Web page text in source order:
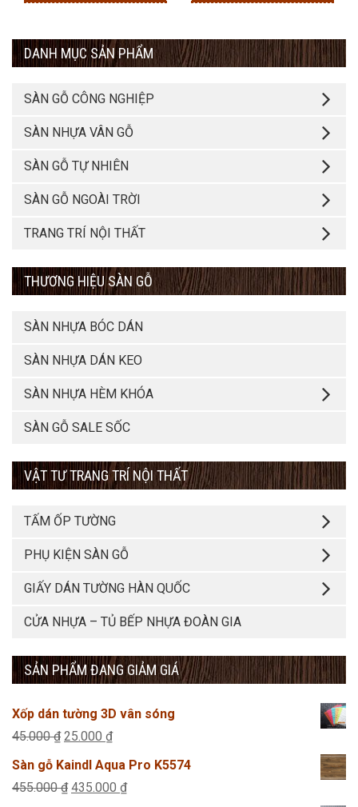
DANH MỤC SẢN PHẨM
SÀN GỖ CÔNG NGHIỆP
SÀN NHỰA VÂN GỖ
SÀN GỖ TỰ NHIÊN
SÀN GỖ NGOÀI TRỜI
TRANG TRÍ NỘI THẤT
THƯƠNG HIỆU SÀN GỖ
SÀN NHỰA BÓC DÁN
SÀN NHỰA DÁN KEO
SÀN NHỰA HÈM KHÓA
SÀN GỖ SALE SỐC
VẬT TƯ TRANG TRÍ NỘI THẤT
TẤM ỐP TƯỜNG
PHỤ KIỆN SÀN GỖ
GIẤY DÁN TƯỜNG HÀN QUỐC
CỬA NHỰA – TỦ BẾP NHỰA ĐOÀN GIA
SẢN PHẨM ĐANG GIẢM GIÁ
Xốp dán tường 3D vân sóng
45.000₫ Giá
gốc
là:
25.000 ₫Giá
hiện
tại
Sàn gỗ Kaindl Aqua Pro K5574
455.000₫ Giá
435.000 ₫Giá